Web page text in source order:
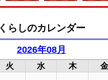
くらしのカレンダー